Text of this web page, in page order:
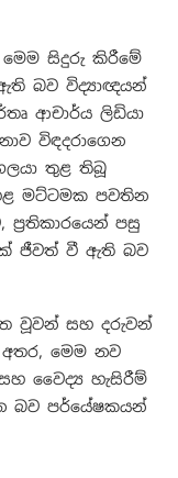
සිදුරු කිරීමේ
බව විද්‍යාඥයන්
ආචාර්ය ලිඩියා
විඳදරාගෙන
තුළ තිබූ
මට්ටමක පවතින
පසු
ජීවත් වී ඇති බව
වූවන් සහ දරුවන්
මෙම නව
වෛද්‍ය හැසිරීම්
බව පර්යේෂකයන්